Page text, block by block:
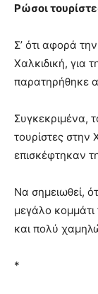
Ρώσοι
Σ’ ότι αφορά
Χαλκιδική, για
παρατηρήθηκε
Συγκεκριμένα,
τουρίστες στην
επισκέφτηκαν
Να σημειωθεί,
μεγάλο
και πολύ
*